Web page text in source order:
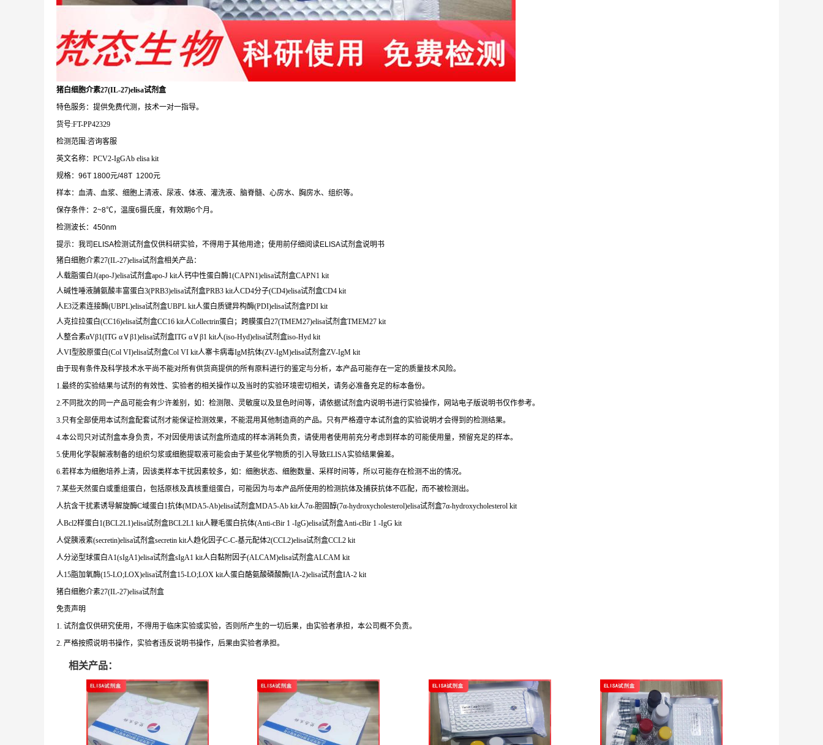
猪白细胞介素27(IL-27)elisa试剂盒
特色服务：提供免费代测，技术一对一指导。
货号:FT-PP42329
检测范围:咨询客服
英文名称：PCV2-IgGAb elisa kit
规格：96T 1800元/48T 1200元
样本：血清、血浆、细胞上清液、尿液、体液、灌洗液、脑脊髓、心房水、胸房水、组织等。
保存条件：2~8℃，温度6摄氏度，有效期6个月。
检测波长：450nm
提示：我司ELISA检测试剂盒仅供科研实验，不得用于其他用途；使用前仔细阅读ELISA试剂盒说明书
猪白细胞介素27(IL-27)elisa试剂盒相关产品：
人载脂蛋白J(apo-J)elisa试剂盒apo-J kit人钙中性蛋白酶1(CAPN1)elisa试剂盒CAPN1 kit
人碱性唾液脯氨酸丰富蛋白3(PRB3)elisa试剂盒PRB3 kit人CD4分子(CD4)elisa试剂盒CD4 kit
人E3泛素连接酶(UBPL)elisa试剂盒UBPL kit人蛋白质键异构酶(PDI)elisa试剂盒PDI kit
人克拉拉蛋白(CC16)elisa试剂盒CC16 kit人Collectrin蛋白；跨膜蛋白27(TMEM27)elisa试剂盒TMEM27 kit
人整合素αVβ1(ITG αⅤβ1)elisa试剂盒ITG αⅤβ1 kit人(iso-Hyd)elisa试剂盒iso-Hyd kit
人VI型胶原蛋白(Col VI)elisa试剂盒Col VI kit人寨卡病毒IgM抗体(ZV-IgM)elisa试剂盒ZV-IgM kit
由于现有条件及科学技术水平尚不能对所有供货商提供的所有原料进行的鉴定与分析，本产品可能存在一定的质量技术风险。
1.最终的实验结果与试剂的有效性、实验者的相关操作以及当时的实验环境密切相关，请务必准备充足的标本备份。
2.不同批次的同一产品可能会有少许差别，如：检测限、灵敏度以及显色时间等，请依据试剂盒内说明书进行实验操作，网站电子版说明书仅作参考。
3.只有全部使用本试剂盒配套试剂才能保证检测效果，不能混用其他制造商的产品。只有严格遵守本试剂盒的实验说明才会得到的检测结果。
4.本公司只对试剂盒本身负责，不对因使用该试剂盒所造成的样本消耗负责，请使用者使用前充分考虑到样本的可能使用量，预留充足的样本。
5.使用化学裂解液制备的组织匀浆或细胞提取液可能会由于某些化学物质的引入导致ELISA实验结果偏差。
6.若样本为细胞培养上清，因该类样本干扰因素较多，如：细胞状态、细胞数量、采样时间等，所以可能存在检测不出的情况。
7.某些天然蛋白或重组蛋白，包括原核及真核重组蛋白，可能因为与本产品所使用的检测抗体及捕获抗体不匹配，而不被检测出。
人抗含干扰素诱导解旋酶C域蛋白1抗体(MDA5-Ab)elisa试剂盒MDA5-Ab kit人7α-胆固醇(7α-hydroxycholesterol)elisa试剂盒7α-hydroxycholesterol kit
人Bcl2样蛋白1(BCL2L1)elisa试剂盒BCL2L1 kit人鞭毛蛋白抗体(Anti-cBir 1 -IgG)elisa试剂盒Anti-cBir 1 -IgG kit
人促胰液素(secretin)elisa试剂盒secretin kit人趋化因子C-C-基元配体2(CCL2)elisa试剂盒CCL2 kit
人分泌型球蛋白A1(sIgA1)elisa试剂盒sIgA1 kit人白黏附因子(ALCAM)elisa试剂盒ALCAM kit
人15脂加氧酶(15-LO;LOX)elisa试剂盒15-LO;LOX kit人蛋白酪氨酸磷酸酶(IA-2)elisa试剂盒IA-2 kit
猪白细胞介素27(IL-27)elisa试剂盒
免责声明
1. 试剂盒仅供研究使用，不得用于临床实验或实验，否则所产生的一切后果，由实验者承担，本公司概不负责。
2. 严格按照说明书操作，实验者违反说明书操作，后果由实验者承担。
相关产品：